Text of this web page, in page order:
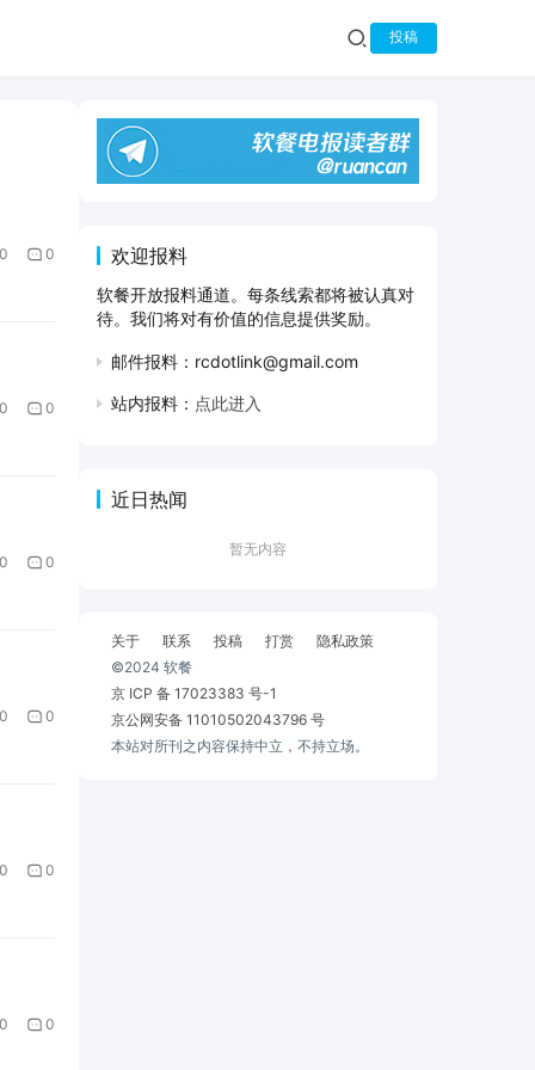
投稿
0 0
0 0
0 0
0 0
0 0
0 0
欢迎报料
软餐开放报料通道。每条线索都将被认真对
待。我们将对有价值的信息提供奖励。
邮件报料：rcdotlink@gmail.com
站内报料： 点此进入
近日热闻
暂无内容
关于 联系 投稿 打赏
隐私政策
©2024 软餐
京 ICP 备 17023383 号-1
京公网安备 11010502043796 号
本站对所刊之内容保持中立，不持立场。